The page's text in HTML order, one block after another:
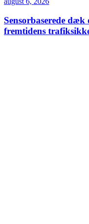
Sensorbaserede
fremtidens